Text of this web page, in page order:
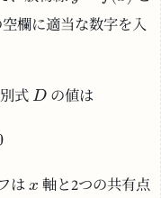
欄に適当な数字を入
式 の値は
は
軸と2つの共有点